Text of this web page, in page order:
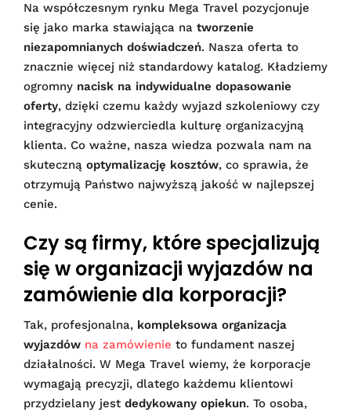
Na współczesnym rynku Mega Travel pozycjonuje
się jako marka stawiająca na tworzenie
niezapomnianych doświadczeń. Nasza oferta to
znacznie więcej niż standardowy katalog. Kładziemy
ogromny nacisk na indywidualne dopasowanie
oferty, dzięki czemu każdy wyjazd szkoleniowy czy
integracyjny odzwierciedla kulturę organizacyjną
klienta. Co ważne, nasza wiedza pozwala nam na
skuteczną optymalizację kosztów, co sprawia, że
otrzymują Państwo najwyższą jakość w najlepszej
cenie.
Czy są firmy, które specjalizują
się w organizacji wyjazdów na
zamówienie dla korporacji?
Tak, profesjonalna, kompleksowa organizacja
wyjazdów na zamówienie to fundament naszej
działalności. W Mega Travel wiemy, że korporacje
wymagają precyzji, dlatego każdemu klientowi
przydzielany jest dedykowany opiekun. To osoba,